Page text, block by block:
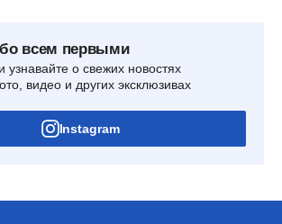
всем первыми
узнавайте о свежих новостях
видео и других эксклюзивах
Instagram